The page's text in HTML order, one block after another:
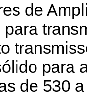
de
para
de 530